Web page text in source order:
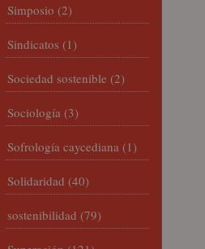
Simposio (2)
Sindicatos (1)
Sociedad sostenible (2)
Sociología (3)
Sofrología caycediana (1)
Solidaridad (40)
sostenibilidad (79)